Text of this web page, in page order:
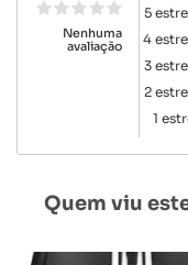
Nenhuma
avaliação
5
4
3
2
1
Quem viu